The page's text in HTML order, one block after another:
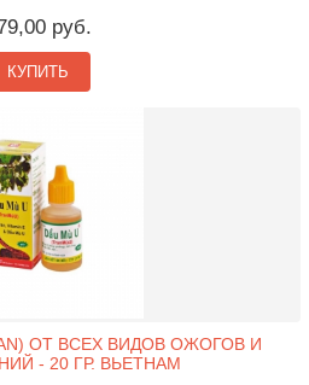
руб.
КУПИТЬ
ОТ ВСЕХ ВИДОВ ОЖОГОВ И
- 20 ГР. ВЬЕТНАМ